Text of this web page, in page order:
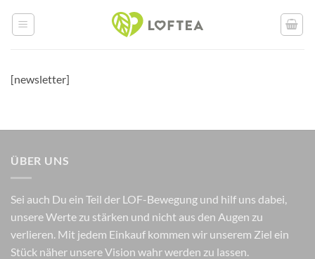
Inhalt
[newsletter]
ÜBER UNS
Sei auch Du ein Teil der LOF-Bewegung und hilf uns dabei,
unsere Werte zu stärken und nicht aus den Augen zu
verlieren. Mit jedem Einkauf kommen wir unserem Ziel ein
Stück näher unsere Vision wahr werden zu lassen.